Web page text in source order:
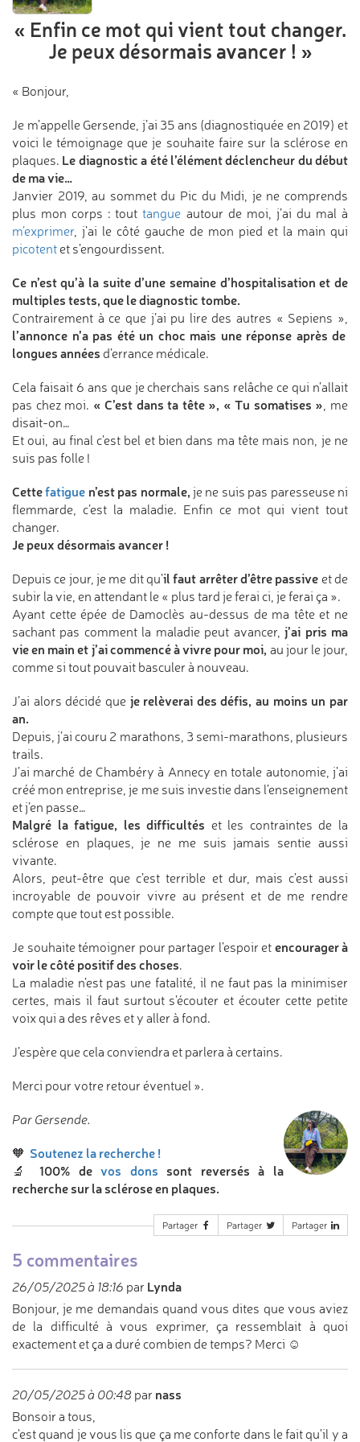
« Enfin ce mot qui vient tout changer.
Je peux désormais avancer ! »
« Bonjour,
Je m’appelle Gersende, j’ai 35 ans (diagnostiquée en 2019) et
voici le témoignage que je souhaite faire sur la sclérose en
plaques. Le diagnostic a été l’élément déclencheur du début
de ma vie…
Janvier 2019, au sommet du Pic du Midi, je ne comprends
plus mon corps : touttangue autour de moi, j’ai du mal à
m’exprimer, j’ai le côté gauche de mon pied et la main qui
picotentet s’engourdissent.
Ce n’est qu’à la suite d’une semaine d’hospitalisation et de
multiples tests, que le diagnostic tombe.
Contrairement à ce que j’ai pu lire des autres « Sepiens »,
l’annonce n’a pas été un choc mais une réponse après de
longues années d’errance médicale.
Cela faisait 6 ans que je cherchais sans relâche ce qui n’allait
pas chez moi. « C’est dans ta tête », « Tu somatises », me
disait-on…
Et oui, au final c’est bel et bien dans ma tête mais non, je ne
suis pas folle !
Cettefatigue n’est pas normale, je ne suis pas paresseuse ni
flemmarde, c’est la maladie. Enfin ce mot qui vient tout
changer.
Je peux désormais avancer !
Depuis ce jour, je me dit qu’il faut arrêter d’être passive et de
subir la vie, en attendant le « plus tard je ferai ci, je ferai ça ».
Ayant cette épée de Damoclès au-dessus de ma tête et ne
sachant pas comment la maladie peut avancer,j’ai pris ma
vie en main et j’ai commencé à vivre pour moi, au jour le jour,
comme si tout pouvait basculer à nouveau.
J’ai alors décidé que je relèverai des défis, au moins un par
an.
Depuis, j’ai couru 2 marathons, 3 semi-marathons, plusieurs
trails.
J’ai marché de Chambéry à Annecy en totale autonomie, j’ai
créé mon entreprise, je me suis investie dans l’enseignement
et j’en passe…
Malgré la fatigue, les difficultés et les contraintes de la
sclérose en plaques, je ne me suis jamais sentie aussi
vivante.
Alors, peut-être que c’est terrible et dur, mais c’est aussi
incroyable de pouvoir vivre au présent et de me rendre
compte que tout est possible.
Je souhaite témoigner pour partager l’espoir et encourager à
voir le côté positif des choses.
La maladie n’est pas une fatalité, il ne faut pas la minimiser
certes, mais il faut surtout s’écouter et écouter cette petite
voix qui a des rêves et y aller à fond.
J’espère que cela conviendra et parlera à certains.
Merci pour votre retour éventuel ».
Par Gersende.
🧡 Soutenez la recherche !
🔬100% devos dons sont reversés à la
recherche sur la sclérose en plaques.
Partager Partager Partager
5 commentaires
26/05/2025 à 18:16 par Lynda
Bonjour, je me demandais quand vous dites que vous aviez
de la difficulté à vous exprimer, ça ressemblait à quoi
exactement et ça a duré combien de temps? Merci ☺️
20/05/2025 à 00:48 par nass
Bonsoir a tous,
c'est quand je vous lis que ça me conforte dans le fait qu'il y a